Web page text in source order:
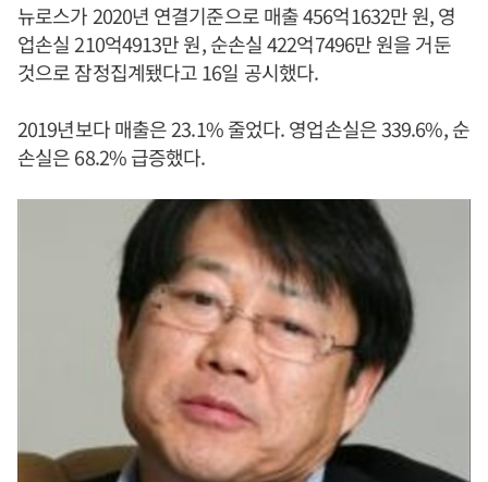
뉴로스가 2020년 연결기준으로 매출 456억1632만 원, 영
업손실 210억4913만 원, 순손실 422억7496만 원을 거둔
것으로 잠정집계됐다고 16일 공시했다.
2019년보다 매출은 23.1% 줄었다. 영업손실은 339.6%, 순
손실은 68.2% 급증했다.